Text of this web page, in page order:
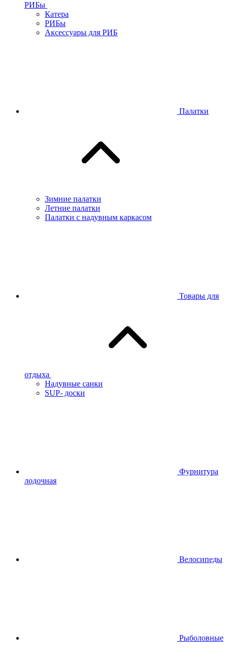
РИБы
Катера
РИБы
Аксессуары для РИБ
Палатки
Зимние палатки
Летние палатки
Палатки с надувным каркасом
Товары для
отдыха
Надувные санки
SUP- доски
Фурнитура
лодочная
Велосипеды
Рыболовные